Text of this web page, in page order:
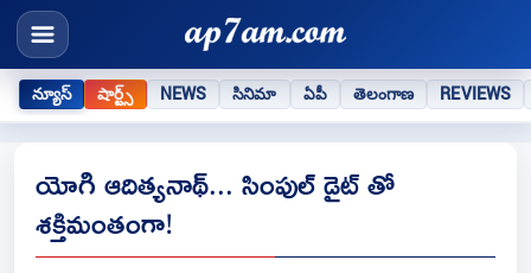
న్యూస్ షార్ట్స్ NEWS సినిమా ఏపీ తెలంగాణ REVIEWS
యోగి ఆదిత్యనాథ్... సింపుల్ డైట్ తో
శక్తిమంతంగా!